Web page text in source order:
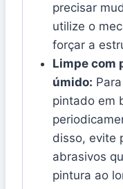
precisar
utilize o
forçar a
Limpe com
úmido:
pintado em
disso, evite
abrasivos
pintura ao